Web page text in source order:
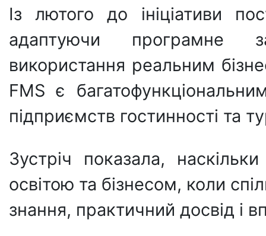
Із лютого до ініціативи
адаптуючи програмне
використання реальним
FMS є
підприємств гостинності та
Зустріч показала,
освітою та бізнесом, коли
знання, практичний досвід і